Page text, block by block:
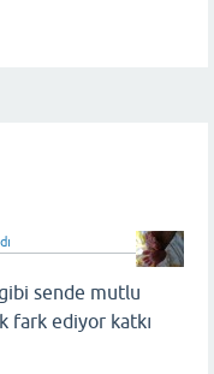
gibi sende mutlu
fark ediyor katkı